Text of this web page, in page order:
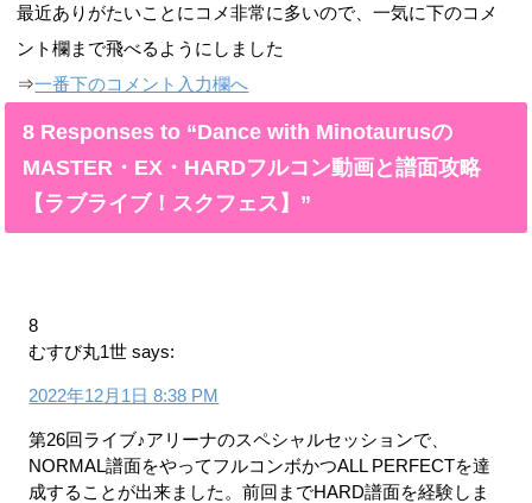
最近ありがたいことにコメ非常に多いので、一気に下のコメ
ント欄まで飛べるようにしました
⇒一番下のコメント入力欄へ
8 Responses to “Dance with Minotaurusの
MASTER・EX・HARDフルコン動画と譜面攻略
【ラブライブ！スクフェス】”
8
むすび丸1世 says:
2022年12月1日 8:38 PM
第26回ライブ♪アリーナのスペシャルセッションで、
NORMAL譜面をやってフルコンボかつALL PERFECTを達
成することが出来ました。前回までHARD譜面を経験しま